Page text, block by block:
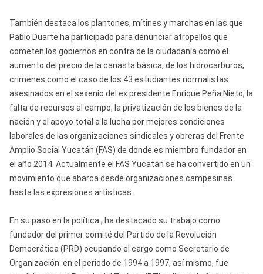
También destaca los plantones, mítines y marchas en las que
Pablo Duarte ha participado para denunciar atropellos que
cometen los gobiernos en contra de la ciudadanía como el
aumento del precio de la canasta básica, de los hidrocarburos,
crímenes como el caso de los 43 estudiantes normalistas
asesinados en el sexenio del ex presidente Enrique Peña Nieto, la
falta de recursos al campo, la privatización de los bienes de la
nación y el apoyo total a la lucha por mejores condiciones
laborales de las organizaciones sindicales y obreras del Frente
Amplio Social Yucatán (FAS) de donde es miembro fundador en
el año 2014. Actualmente el FAS Yucatán se ha convertido en un
movimiento que abarca desde organizaciones campesinas
hasta las expresiones artísticas.
En su paso en la política , ha destacado su trabajo como
fundador del primer comité del Partido de la Revolución
Democrática (PRD) ocupando el cargo como Secretario de
Organización en el periodo de 1994 a 1997, así mismo, fue